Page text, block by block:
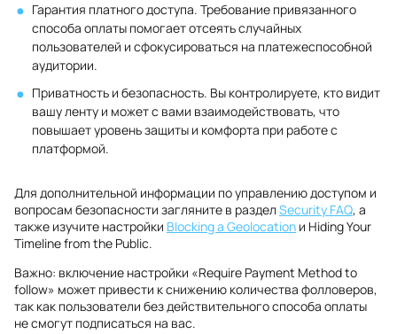
Гарантия платного доступа. Требование привязанного
способа оплаты помогает отсеять случайных
пользователей и сфокусироваться на платежеспособной
аудитории.
Приватность и безопасность. Вы контролируете, кто видит
вашу ленту и может с вами взаимодействовать, что
повышает уровень защиты и комфорта при работе с
платформой.
Для дополнительной информации по управлению доступом и
вопросам безопасности загляните в раздел Security FAQ, а
также изучите настройки Blocking a Geolocation и Hiding Your
Timeline from the Public.
Важно: включение настройки «Require Payment Method to
follow» может привести к снижению количества фолловеров,
так как пользователи без действительного способа оплаты
не смогут подписаться на вас.